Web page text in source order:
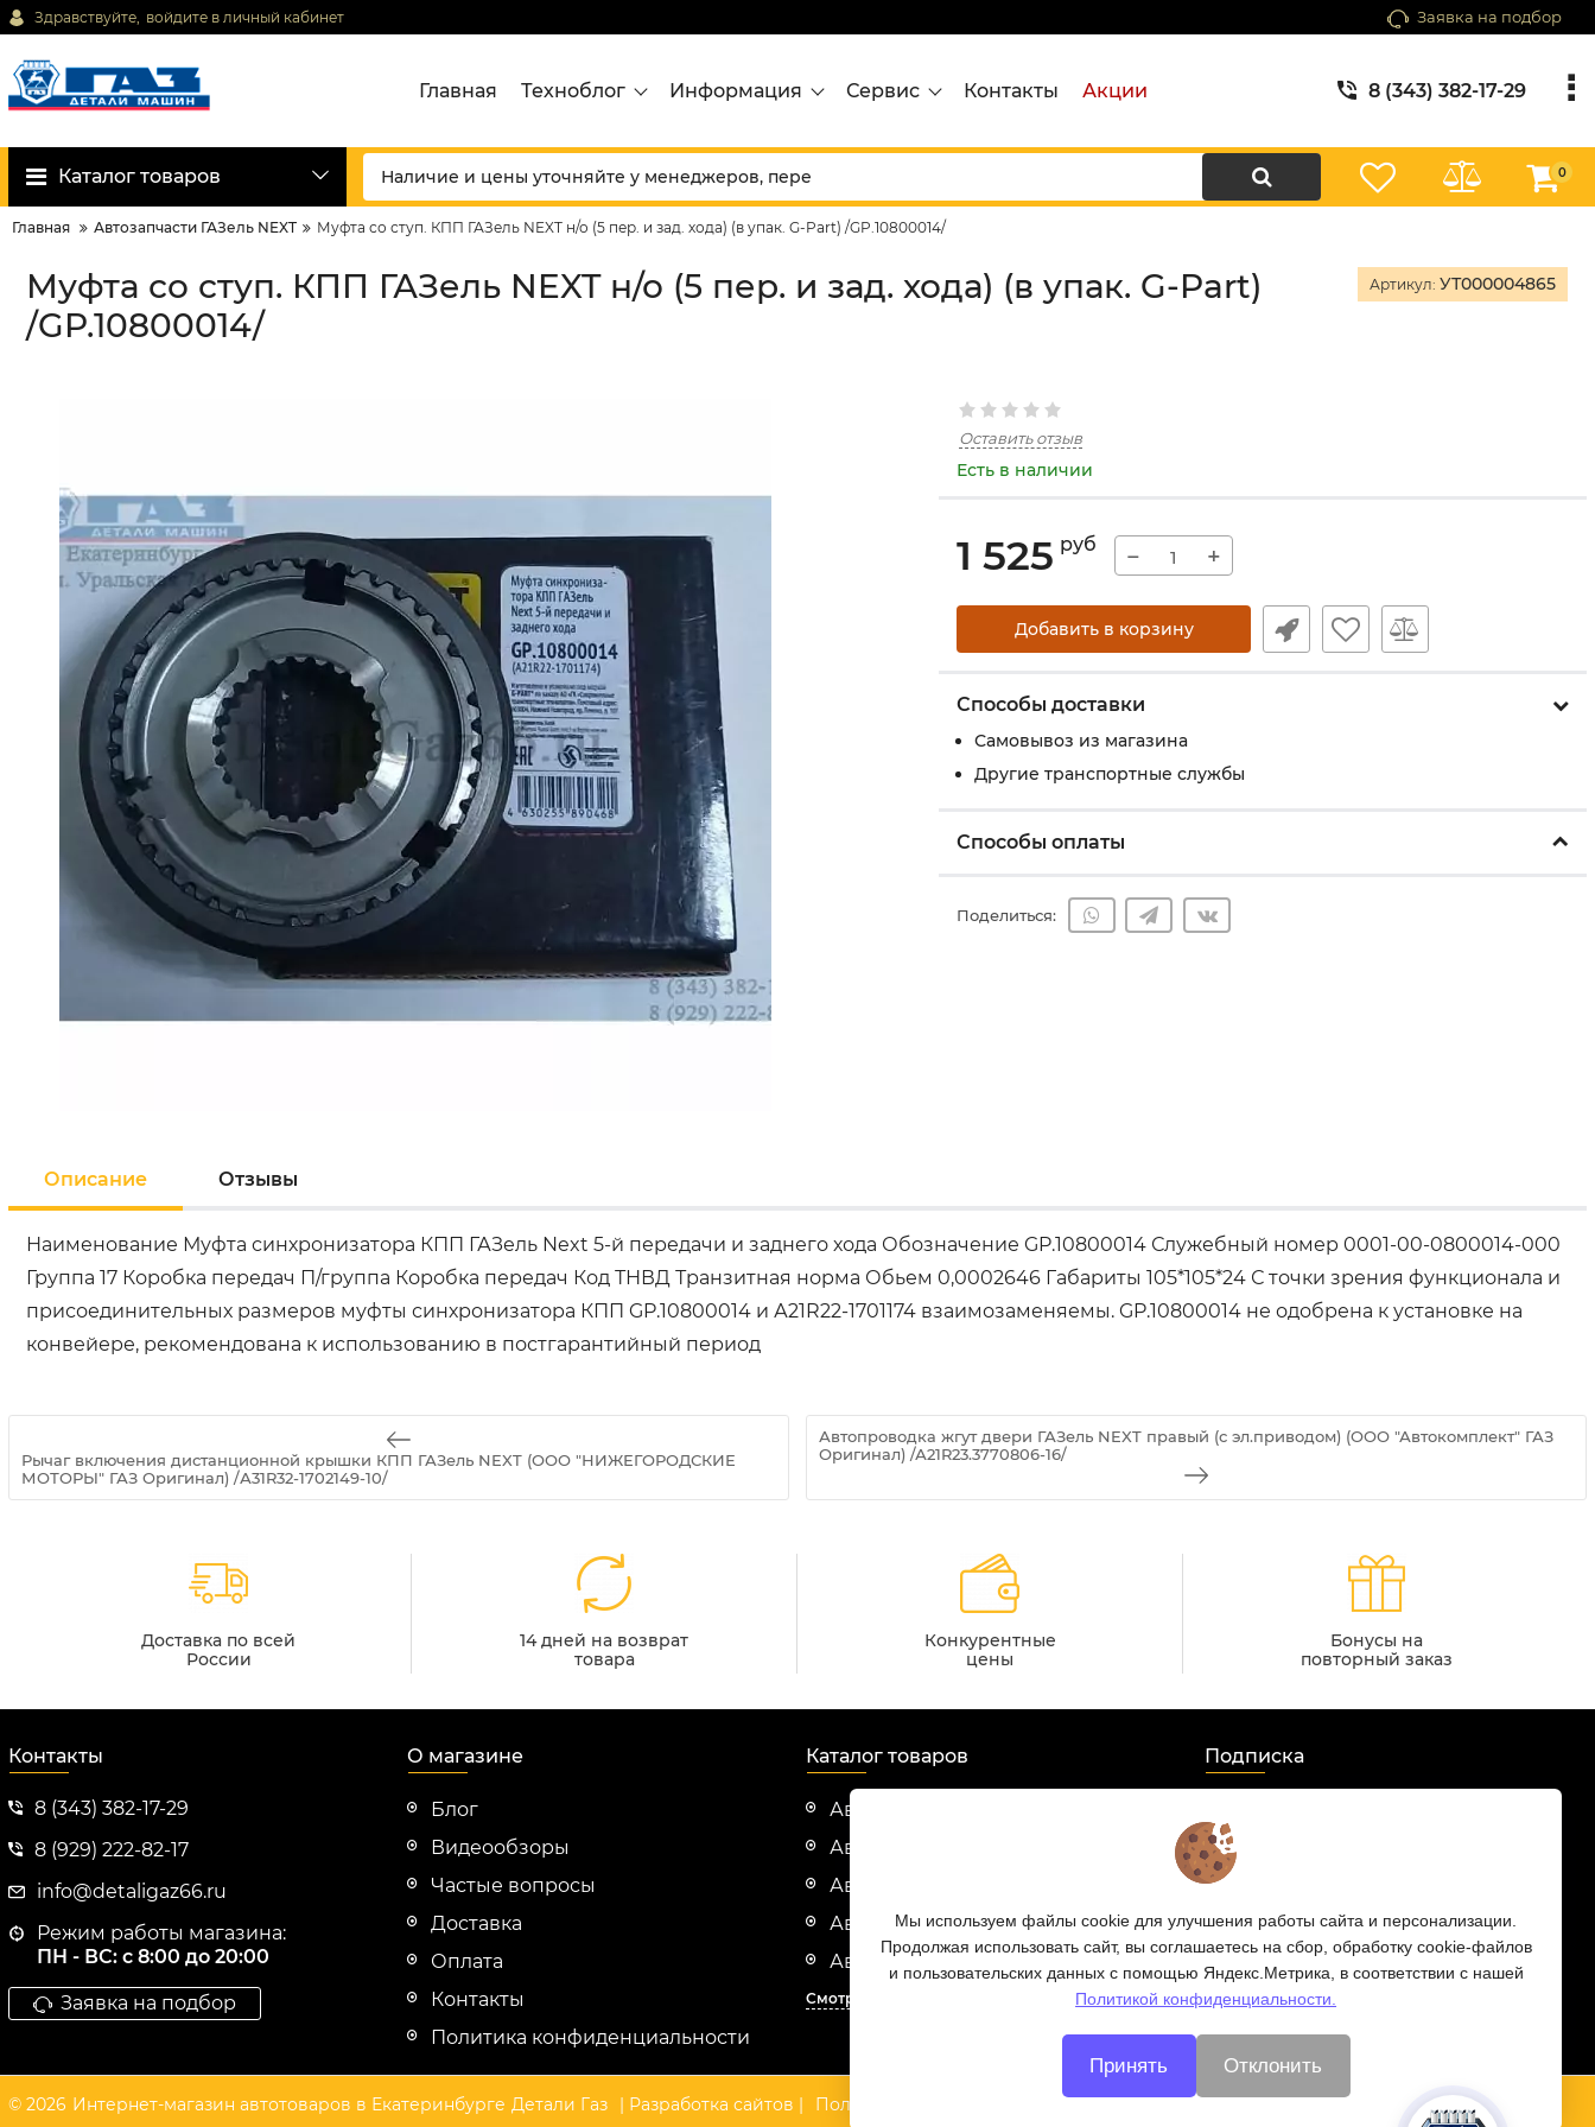
Здравствуйте, войдите в личный кабинет Заявка на подбор
Главная Техноблог Информация Сервис Контакты Акции 8 (343) 382-17-29
Каталог товаров 0
Главная Автозапчасти ГАЗель NEXT Муфта со ступ. КПП ГАЗель NEXT н/о (5 пер. и зад. хода) (в упак. G-Part) /GP.10800014/
Муфта со ступ. КПП ГАЗель NEXT н/о (5 пер. и зад. хода) (в упак. G-Part)
/GP.10800014/
Артикул: УТ000004865
Оставить отзыв
Есть в наличии
1 525 руб − +
Добавить в корзину
Способы доставки
Самовывоз из магазина
Другие транспортные службы
Способы оплаты
Поделиться:
Описание Отзывы
Наименование Муфта синхронизатора КПП ГАЗель Next 5-й передачи и заднего хода Обозначение GP.10800014 Служебный номер 0001-00-0800014-000
Группа 17 Коробка передач П/группа Коробка передач Код ТНВД Транзитная норма Обьем 0,0002646 Габариты 105*105*24 С точки зрения функционала и
присоединительных размеров муфты синхронизатора КПП GP.10800014 и А21R22-1701174 взаимозаменяемы. GP.10800014 не одобрена к установке на
конвейере, рекомендована к использованию в постгарантийный период
Рычаг включения дистанционной крышки КПП ГАЗель NEXT (ООО "НИЖЕГОРОДСКИЕ
МОТОРЫ" ГАЗ Оригинал) /А31R32-1702149-10/
Автопроводка жгут двери ГАЗель NEXT правый (с эл.приводом) (ООО "Автокомплект" ГАЗ
Оригинал) /А21R23.3770806-16/
Доставка по всей
России
14 дней на возврат
товара
Конкурентные
цены
Бонусы на
повторный заказ
Контакты
8 (343) 382-17-29
8 (929) 222-82-17
info@detaligaz66.ru
Режим работы магазина:
ПН - ВС: с 8:00 до 20:00
Заявка на подбор
О магазине
Блог
Видеообзоры
Частые вопросы
Доставка
Оплата
Контакты
Политика конфиденциальности
Каталог товаров
Автозапчасти Cummins
Автозапчасти Evotech
Автозапчасти HINO
Автозапчасти Hyundai HD
Автозапчасти ISUZU
Смотреть все
Подписка
© 2026 Интернет-магазин автотоваров в Екатеринбурге Детали Газ | Разработка сайтов | Политика конфиденциальности
Мы используем файлы cookie для улучшения работы сайта и персонализации.
Продолжая использовать сайт, вы соглашаетесь на сбор, обработку cookie-файлов
и пользовательских данных с помощью Яндекс.Метрика, в соответствии с нашей
Политикой конфиденциальности.
Принять Отклонить